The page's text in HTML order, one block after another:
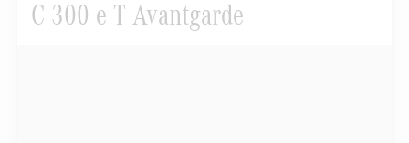
C 300 e T Avantgarde